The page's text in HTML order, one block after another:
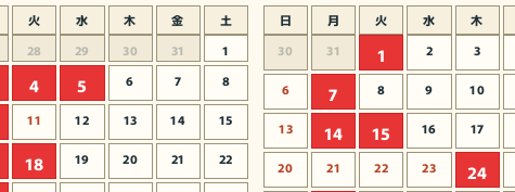
火 水 木 金
土
28 29 30 31
1
4 5 6 7 8
11 12 13 14 15
18 19 20 21 22
日 月 火 水 木
30
31 1 2 3
6 7 8 9 10
13 14 15 16 17
20 21 22 23 24